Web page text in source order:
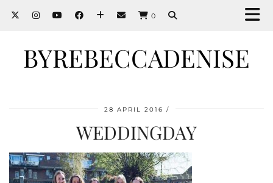
0
BYREBECCADENISE
28 APRIL 2016
WEDDINGDAY